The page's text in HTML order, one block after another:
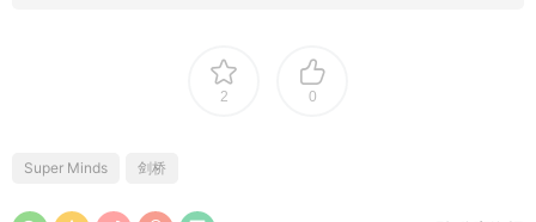
2 0
Super Minds 剑桥